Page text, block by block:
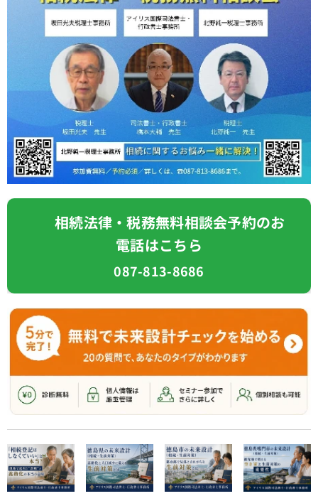
📞 相続法律・税務無料相談会予約のお
電話はこちら
087-813-8686